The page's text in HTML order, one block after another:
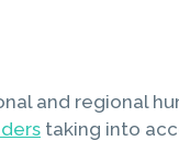
and regional
taking into